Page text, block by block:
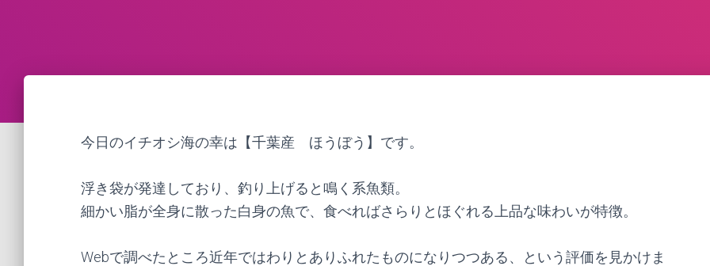
今日のイチオシ海の幸は【千葉産 ほうぼう】です。
浮き袋が発達しており、釣り上げると鳴く系魚類。
細かい脂が全身に散った白身の魚で、食べればさらりとほぐれる上品な味わいが特徴。
Webで調べたところ近年ではわりとありふれたものになりつつある、という評価を見かけま